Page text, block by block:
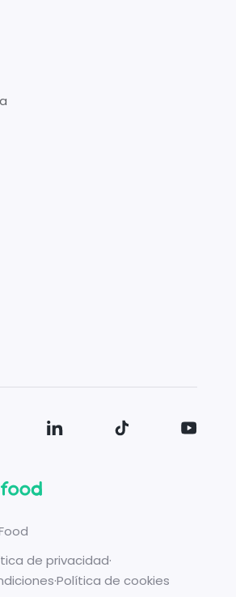
de privacidad·
·Política de cookies